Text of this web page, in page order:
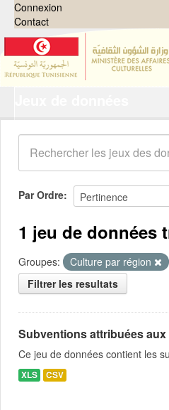
Connexion
Contact
Organisations
Groupes
Demandes 0
À propos
Par Ordre
1 jeu de données
Groupes: Culture par région
Filtrer les resultats
Subventions attribuées
Ce jeu de données contient les
XLS CSV